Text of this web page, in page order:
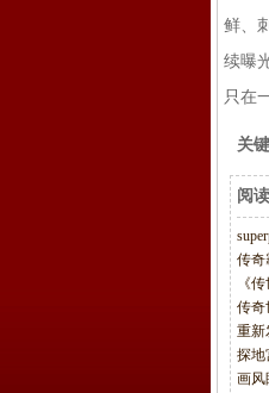
鲜、
续曝
只在
关
阅
传奇
《
传奇
重新
探地
画风